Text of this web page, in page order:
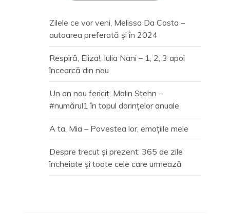
Zilele ce vor veni, Melissa Da Costa –
autoarea preferată și în 2024
Respiră, Eliza!, Iulia Nani – 1, 2, 3 apoi
încearcă din nou
Un an nou fericit, Malin Stehn –
#numărul1 în topul dorințelor anuale
A ta, Mia – Povestea lor, emoțiile mele
Despre trecut și prezent: 365 de zile
încheiate și toate cele care urmează